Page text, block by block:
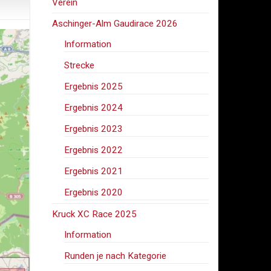
Verein
Aschinger-Alm Gaudirace 2026
Information
Strecke
Ergebnis 2025
Ergebnis 2024
Ergebnis 2023
Ergebnis 2022
Ergebnis 2021
Ergebnis 2020
Kruck XC Race 2025
Information
Runden je nach Kategorie